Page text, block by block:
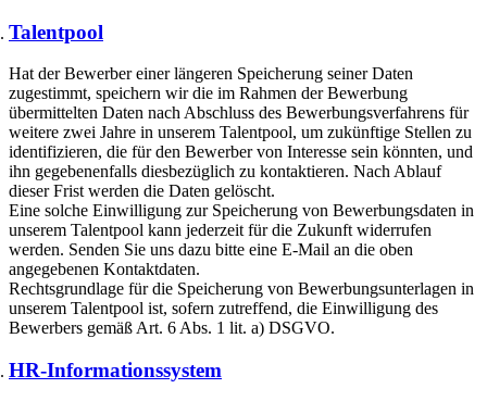
Talentpool
Hat der Bewerber einer längeren Speicherung seiner Daten
zugestimmt, speichern wir die im Rahmen der Bewerbung
übermittelten Daten nach Abschluss des Bewerbungsverfahrens für
weitere zwei Jahre in unserem Talentpool, um zukünftige Stellen zu
identifizieren, die für den Bewerber von Interesse sein könnten, und
ihn gegebenenfalls diesbezüglich zu kontaktieren. Nach Ablauf
dieser Frist werden die Daten gelöscht.
Eine solche Einwilligung zur Speicherung von Bewerbungsdaten in
unserem Talentpool kann jederzeit für die Zukunft widerrufen
werden. Senden Sie uns dazu bitte eine E-Mail an die oben
angegebenen Kontaktdaten.
Rechtsgrundlage für die Speicherung von Bewerbungsunterlagen in
unserem Talentpool ist, sofern zutreffend, die Einwilligung des
Bewerbers gemäß Art. 6 Abs. 1 lit. a) DSGVO.
HR-Informationssystem